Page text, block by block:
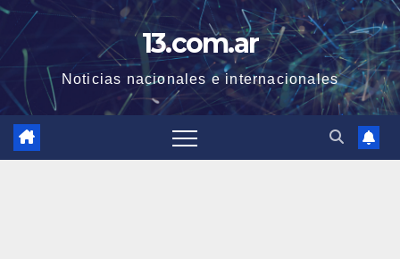
Skip
content
13.com.ar
Noticias nacionales e internacionales